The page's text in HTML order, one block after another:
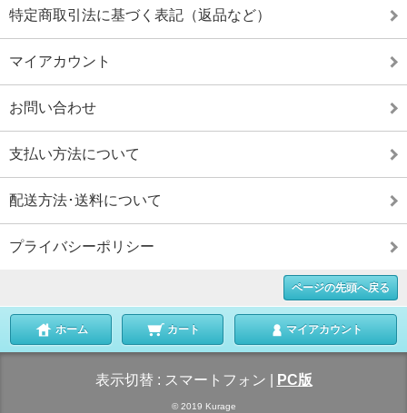
特定商取引法に基づく表記（返品など）
マイアカウント
お問い合わせ
支払い方法について
配送方法･送料について
プライバシーポリシー
ページの先頭へ戻る
ホーム カート マイアカウント
表示切替 : スマートフォン PC版
© 2019 Kurage